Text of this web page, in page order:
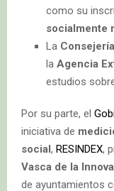
como su
socialmente
La
la Agencia
estudios
Por su parte, el
iniciativa de
social, RESINDEX,
Vasca de la
de ayuntamientos